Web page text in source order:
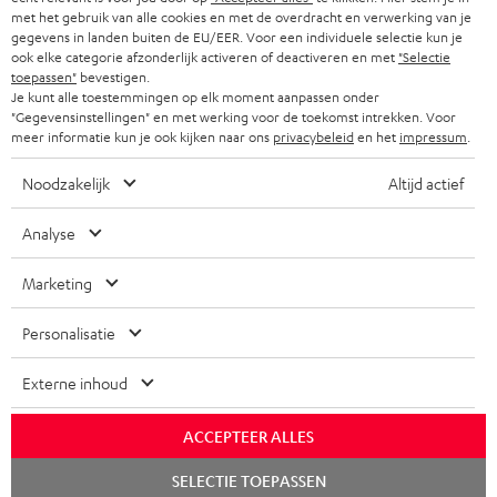
met het gebruik van alle cookies en met de overdracht en verwerking van je
gegevens in landen buiten de EU/EER. Voor een individuele selectie kun je
ook elke categorie afzonderlijk activeren of deactiveren en met "Selectie
toepassen" bevestigen.
Je kunt alle toestemmingen op elk moment aanpassen onder
"Gegevensinstellingen" en met werking voor de toekomst intrekken. Voor
meer informatie kun je ook kijken naar ons privacybeleiden het impressum
Noodzakelijk Altijd actief
Analyse
Marketing
Personalisatie
Externe inhoud
ACCEPTEER ALLES
SELECTIE TOEPASSEN